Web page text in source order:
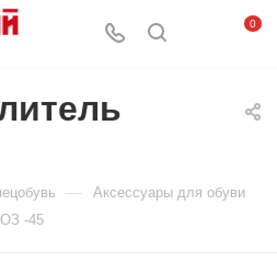
0
— Аксессуары для обуви
-45